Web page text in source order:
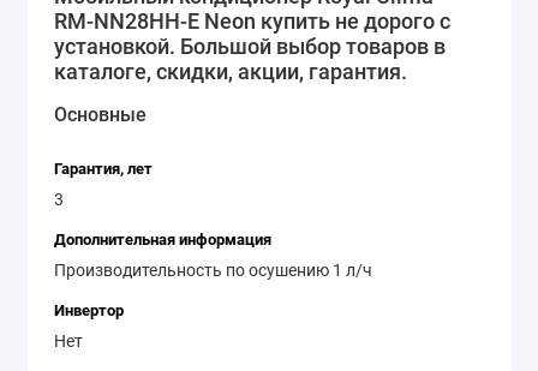
блока, что обеспечивает безопасность и комфортное
использование. Выбирайте мобильный кондиционер
Royal Clima RM-NN28HH-E Neon и наслаждайтесь
прохладой в любом месте вашего дома!
RM-NN28HH-E Neon купить не дорого с
установкой. Большой выбор товаров в
каталоге, скидки, акции, гарантия.
Основные
Гарантия, лет
3
Дополнительная информация
Производительность по осушению 1 л/ч
Инвертор
Нет